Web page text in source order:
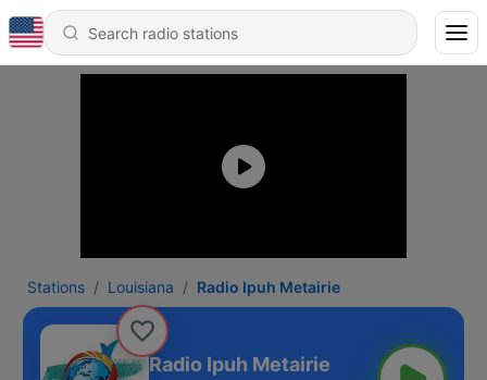
Stations Louisiana Radio Ipuh Metairie
Radio Ipuh Metairie